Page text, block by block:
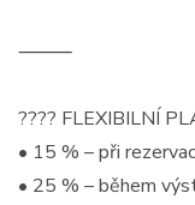
⸻
???? FLEXIBILNÍ
• 15 % – při
• 25 % – během